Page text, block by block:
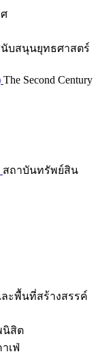
บสนุนยุทธศาสตร์
The Second Century
สถาบันทรัพย์สิน
ะพื้นที่สร้างสรรค์
นิสิต
เฟ่